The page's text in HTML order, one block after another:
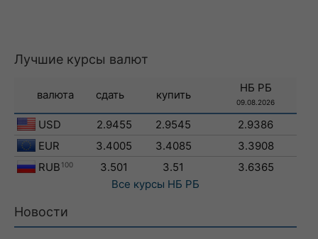
Лучшие курсы валют
валюта сдать купить
НБ РБ
09.08.2026
USD 2.9455 2.9545
2.9386
EUR
3.4005 3.4085
3.3908
RUB 100 3.501 3.51
3.6365
Все курсы НБ РБ
Новости